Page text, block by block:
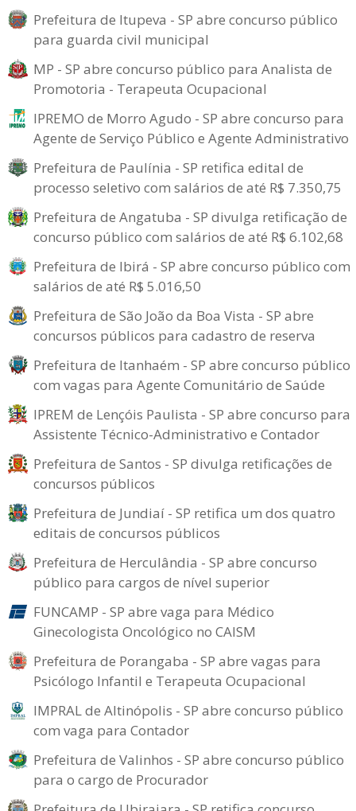
Prefeitura de Itupeva - SP abre concurso público
para guarda civil municipal
MP - SP abre concurso público para Analista de
Promotoria - Terapeuta Ocupacional
IPREMO de Morro Agudo - SP abre concurso para
Agente de Serviço Público e Agente Administrativo
Prefeitura de Paulínia - SP retifica edital de
processo seletivo com salários de até R$ 7.350,75
Prefeitura de Angatuba - SP divulga retificação de
concurso público com salários de até R$ 6.102,68
Prefeitura de Ibirá - SP abre concurso público com
salários de até R$ 5.016,50
Prefeitura de São João da Boa Vista - SP abre
concursos públicos para cadastro de reserva
Prefeitura de Itanhaém - SP abre concurso público
com vagas para Agente Comunitário de Saúde
IPREM de Lençóis Paulista - SP abre concurso para
Assistente Técnico-Administrativo e Contador
Prefeitura de Santos - SP divulga retificações de
concursos públicos
Prefeitura de Jundiaí - SP retifica um dos quatro
editais de concursos públicos
Prefeitura de Herculândia - SP abre concurso
público para cargos de nível superior
FUNCAMP - SP abre vaga para Médico
Ginecologista Oncológico no CAISM
Prefeitura de Porangaba - SP abre vagas para
Psicólogo Infantil e Terapeuta Ocupacional
IMPRAL de Altinópolis - SP abre concurso público
com vaga para Contador
Prefeitura de Valinhos - SP abre concurso público
para o cargo de Procurador